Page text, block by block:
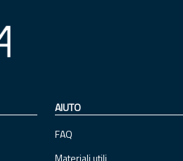
AIUTO
FAQ
Materiali utili